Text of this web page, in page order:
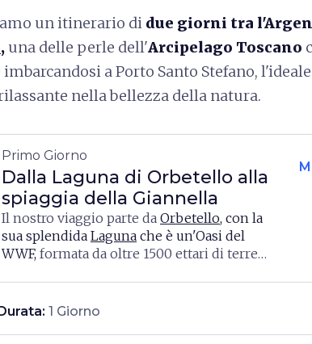
un itinerario di due giorni tra
, una delle perle dell'Arcipelago Toscano
a Porto Santo Stefano,
nella bellezza della natura.
Primo Giorno
Dalla Laguna di Orbetello alla
spiaggia della Giannella
Il nostro viaggio parte da Orbetello, con la
sua splendida Laguna che è un'Oasi del
WWF, formata da oltre 1500 ettari di terreno
Tomboli sabbiosi della Giannella e della
Non può mancare un tuffo nellaspiaggia
della Giannella
la sabbia fine, perfetta per le famiglie con i
bambini, mentre la sera si può visitare lo
1 Giorno